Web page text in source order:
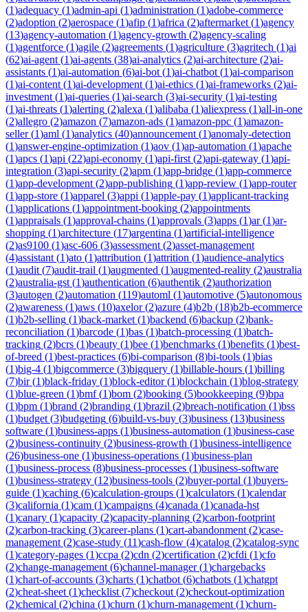
(1)adequacy (1)admin-api (1)administration (1)adobe-commerce
(2)adoption (2)aerospace (1)afip (1)africa (2)aftermarket (1)agency
(13)agency-automation (1)agency-growth (2)agency-scaling
(1)agentforce (1)agile (2)agreements (1)agriculture (3)agritech (1)ai
(62)ai-agent (1)ai-agents (38)ai-analytics (2)ai-architecture (2)ai-
assistants (1)ai-automation (6)ai-bot (1)ai-chatbot (1)ai-comparison
(1)ai-content (1)ai-development (1)ai-ethics (1)ai-frameworks (2)ai-
investment (1)ai-queries (1)ai-search (3)ai-security (1)ai-testing
(1)ai-threats (1)alerting (2)alexa (1)alibaba (1)aliexpress (1)all-in-one
(2)allegro (2)amazon (7)amazon-ads (1)amazon-ppc (1)amazon-
seller(1)aml (1)analytics (40)announcement (1)anomaly-detection
(1)answer-engine-optimization (1)aov (1)ap-automation (1)apache
(1)apcs (1)api (22)api-economy (1)api-first (2)api-gateway (1)api-
integration (3)api-security (2)apm (1)app-bridge (1)app-commerce
(1)app-development (2)app-publishing (1)app-review (1)app-router
(1)app-store (1)apparel (3)appi (1)apple-pay (1)applicant-tracking
(1)applications (1)appointment-booking (2)appointments
(1)appraisals (1)approval-chains (1)approvals (3)apps (1)ar(1)ar-
shopping (1)architecture (17)argentina (1)artificial-intelligence
(2)as9100 (1)asc-606 (3)assessment (2)asset-management
(4)assistant (1)ato (1)attribution (1)attrition (1)audience-analytics
(1)audit (7)audit-trail (1)augmented (1)augmented-reality (2)australia
(2)australia-gst (1)authentication (6)authentik (2)authorization
(3)autogen (2)automation (119)automl (1)automotive (5)autonomous
(2)awareness (1)aws (10)axelor(2)azure (4)b2b (18)b2b-ecommerce
(1)b2b-selling (1)back-market (1)backend (6)backup (2)bank-
reconciliation (1)barcode (1)bas (1)batch-processing (1)batch-
tracking (2)bcrs (1)beauty (1)bee (1)benchmarks (1)benefits (1)best-
of-breed (1)best-practices (6)bi-comparison (8)bi-tools (1)bias
(1)big-4 (1)bigcommerce (3)bigquery (1)billable-hours (1)billing
(7)bir(1)black-friday (1)block-editor(1)blockchain (1)blog-strategy
(1)blue-green (1)bmf(1)bom (2)booking (5)bookkeeping (9)bpa
(1)bpm (1)brand (2)branding (1)brazil (2)breach-notification (1)bss
(1)budget (3)budgeting (6)build-vs-buy (3)business (13)business
software (1)business-apps (1)business-automation (1)business-case
(2)business-continuity (2)business-growth (1)business-intelligence
(26)business-one (1)business-operations (1)business-plan
(1)business-process (8)business-processes (1)business-software
(1)business-strategy (12)business-tools (2)buyer-portal (1)buyers-
guide (1)caching (6)calculation-groups (1)calculators (1)calendar
(3)california (1)cam (1)campaigns (4)canada (1)canada-hst
(1)canary (1)capacity (2)capacity-planning (2)carbon-footprint
(2)carbon-tracking (3)career-plans (1)cart-abandonment (2)case-
management (2)case-study (11)cash-flow (4)catalog (2)catalog-sync
(1)category-pages (1)ccpa (2)cdn (2)certification (2)cfdi (1)cfo
(2)change-management (6)channel-manager(1)chargebacks
(1)chart-of-accounts (3)charts (1)chatbot (6)chatbots (1)chatgpt
(2)cheat-sheet (1)checklist (7)checkout (2)checkout-optimization
(2)chemical (2)china (1)churn (1)churn-management (1)churn-